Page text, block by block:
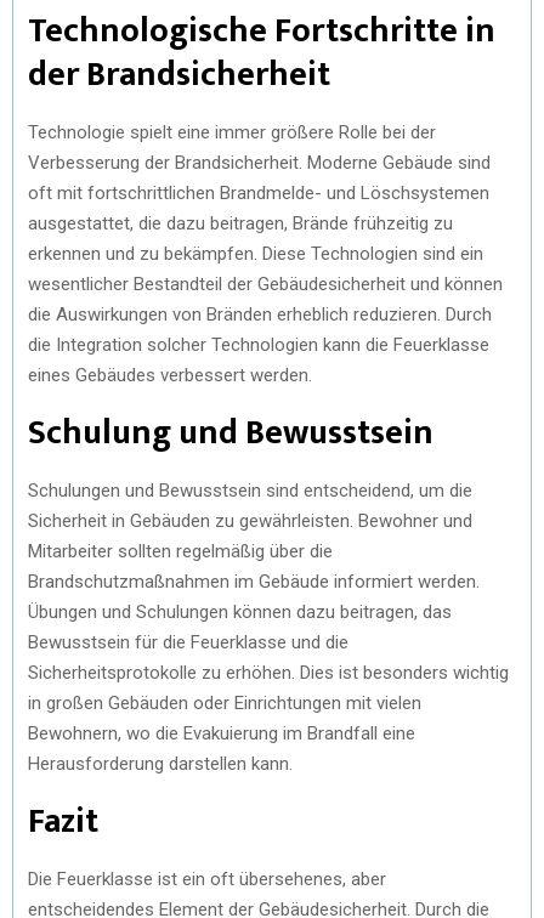
Technologische Fortschritte in
der Brandsicherheit
Technologie spielt eine immer größere Rolle bei der
Verbesserung der Brandsicherheit. Moderne Gebäude sind
oft mit fortschrittlichen Brandmelde- und Löschsystemen
ausgestattet, die dazu beitragen, Brände frühzeitig zu
erkennen und zu bekämpfen. Diese Technologien sind ein
wesentlicher Bestandteil der Gebäudesicherheit und können
die Auswirkungen von Bränden erheblich reduzieren. Durch
die Integration solcher Technologien kann die Feuerklasse
eines Gebäudes verbessert werden.
Schulung und Bewusstsein
Schulungen und Bewusstsein sind entscheidend, um die
Sicherheit in Gebäuden zu gewährleisten. Bewohner und
Mitarbeiter sollten regelmäßig über die
Brandschutzmaßnahmen im Gebäude informiert werden.
Übungen und Schulungen können dazu beitragen, das
Bewusstsein für die Feuerklasse und die
Sicherheitsprotokolle zu erhöhen. Dies ist besonders wichtig
in großen Gebäuden oder Einrichtungen mit vielen
Bewohnern, wo die Evakuierung im Brandfall eine
Herausforderung darstellen kann.
Fazit
Die Feuerklasse ist ein oft übersehenes, aber
entscheidendes Element der Gebäudesicherheit. Durch die